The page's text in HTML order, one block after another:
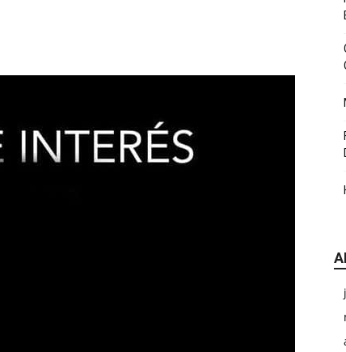
CDE